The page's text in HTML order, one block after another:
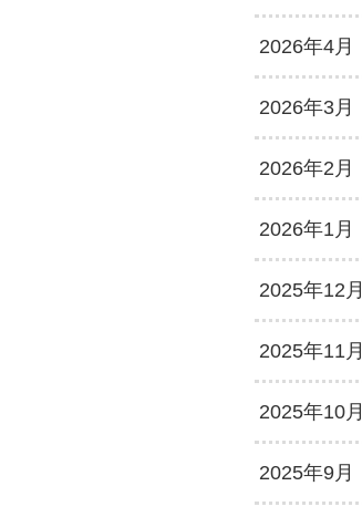
2026年4月
2026年3月
2026年2月
2026年1月
2025年12月
2025年11月
2025年10月
2025年9月